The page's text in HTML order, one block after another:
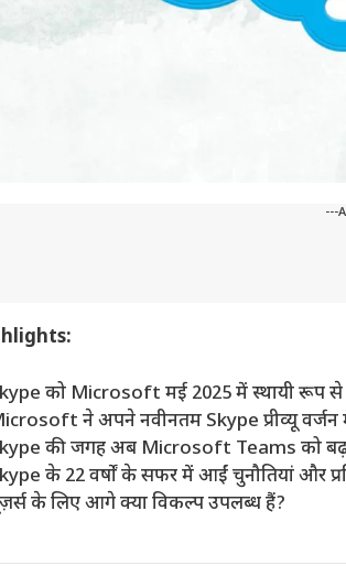
---
को Microsoft मई 2025 में स्थायी रूप से
ने अपने नवीनतम Skype प्रीव्यू वर्जन
की जगह अब Microsoft Teams को
के 22 वर्षों के सफर में आईं चुनौतियां और
के लिए आगे क्या विकल्प उपलब्ध हैं?